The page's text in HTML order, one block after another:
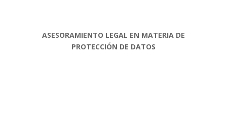
ASESORAMIENTO LEGAL EN MATERIA DE
PROTECCIÓN DE DATOS